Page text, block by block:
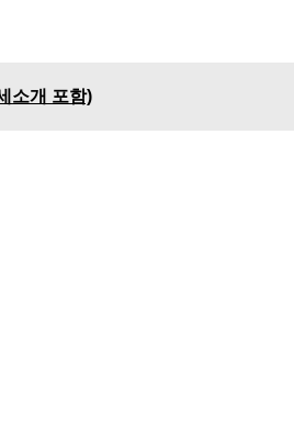
소개 포함)